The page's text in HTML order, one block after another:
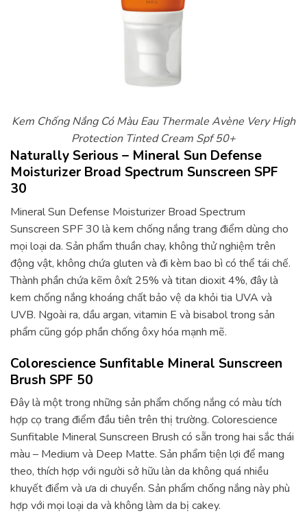
Kem Chống Nắng Có Màu Eau Thermale Avène Very High
Protection Tinted Cream Spf 50+
Naturally Serious – Mineral Sun Defense
Moisturizer Broad Spectrum Sunscreen SPF
30
Mineral Sun Defense Moisturizer Broad Spectrum
Sunscreen SPF 30 là kem chống nắng trang điểm dùng cho
mọi loại da. Sản phẩm thuần chay, không thử nghiệm trên
động vật, không chứa gluten và đi kèm bao bì có thể tái chế.
Thành phần chứa kẽm ôxít 25% và titan dioxit 4%, đây là
kem chống nắng khoáng chất bảo vệ da khỏi tia UVA và
UVB. Ngoài ra, dầu argan, vitamin E và bisabol trong sản
phẩm cũng góp phần chống ôxy hóa mạnh mẽ.
Colorescience Sunfitable Mineral Sunscreen
Brush SPF 50
Đây là một trong những sản phẩm chống nắng có màu tích
hợp cọ trang điểm đầu tiên trên thị trường. Colorescience
Sunfitable Mineral Sunscreen Brush có sẵn trong hai sắc thái
màu – Medium và Deep Matte. Sản phẩm tiện lợi để mang
theo, thích hợp với người sở hữu làn da không quá nhiều
khuyết điểm và ưa di chuyển. Sản phẩm chống nắng này phù
hợp với mọi loại da và không làm da bị cakey.